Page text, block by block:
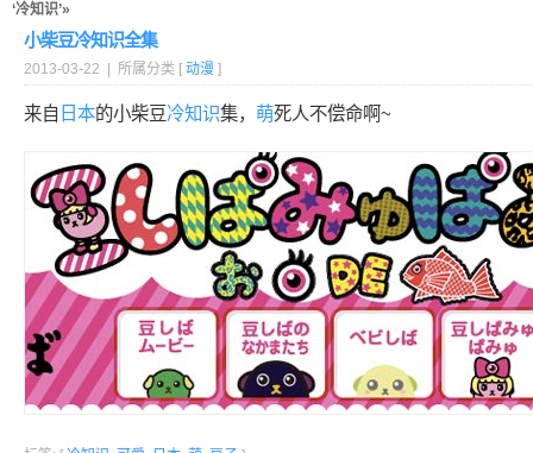
‘冷知识’»
小柴豆冷知识全集
2013-03-22 | 所属分类 [ 动漫 ]
来自 日本的小柴豆冷知识集， 萌死人不偿命啊~